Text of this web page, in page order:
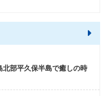
部平久保半島で癒しの時